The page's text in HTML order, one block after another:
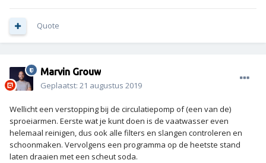
Quote
Marvin Grouw
Geplaatst: 21 augustus 2019
Wellicht een verstopping bij de circulatiepomp of (een van de)
sproeiarmen. Eerste wat je kunt doen is de vaatwasser even
helemaal reinigen, dus ook alle filters en slangen controleren en
schoonmaken. Vervolgens een programma op de heetste stand
laten draaien met een scheut soda.